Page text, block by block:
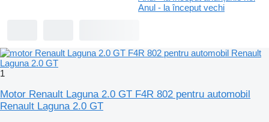
Anul - la început vechi
1
Motor Renault Laguna 2.0 GT F4R 802 pentru automobil
Renault Laguna 2.0 GT